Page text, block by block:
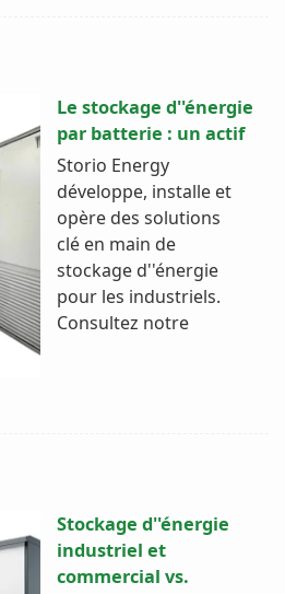
Le stockage d''énergie
par batterie : un actif
Storio Energy
développe, installe et
opère des solutions
clé en main de
stockage d''énergie
pour les industriels.
Consultez notre
Stockage d''énergie
industriel et
commercial vs.